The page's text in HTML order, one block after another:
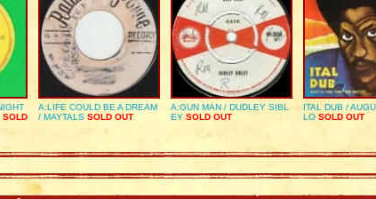
SOLD
A:LIFE COULD BE A DREAM
/ MAYTALS SOLD OUT
A:GUN MAN / DUDLEY SIBL
EY SOLD OUT
ITAL DUB /
LO SOLD OUT